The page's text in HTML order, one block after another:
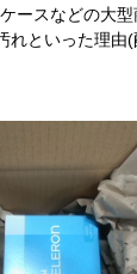
ースなどの大
れといった理由